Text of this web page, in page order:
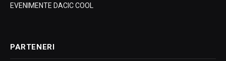
EVENIMENTE DACIC COOL
PARTENERI